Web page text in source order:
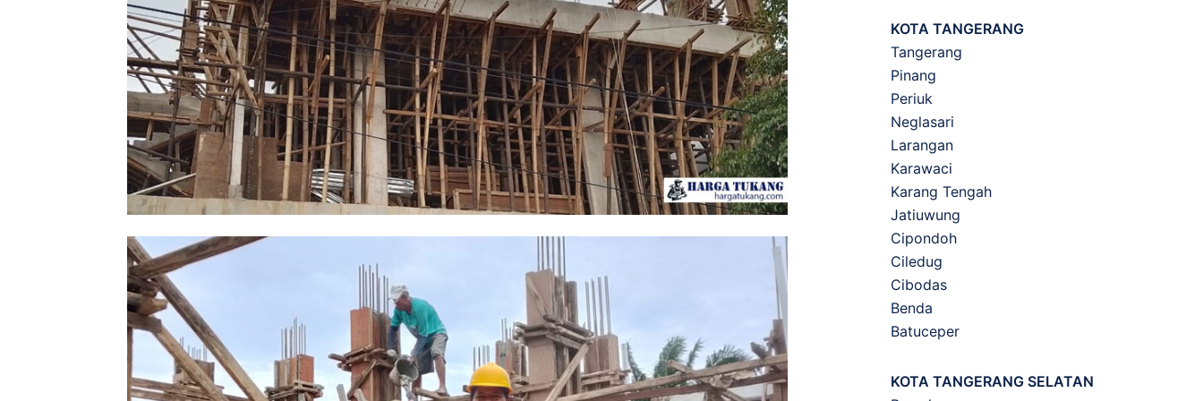
KOTA TANGERANG
Tangerang
Pinang
Periuk
Neglasari
Larangan
Karawaci
Karang Tengah
Jatiuwung
Cipondoh
Ciledug
Cibodas
Benda
Batuceper
KOTA TANGERANG SELATAN